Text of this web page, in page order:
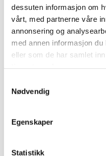
dessuten informasjon om
vårt, med partnerne våre
annonsering og
med annen informasjon du
eller som de har samlet
Nødvendig
Egenskaper
Statistikk
til fylkeslaget sitt
Nominasjon av
fylkesstyret (er ein
– Val av utsending til
Grenland 10.-12. juni)
revisor.
*1 Kontakt Øystein
Naturvernforbundet